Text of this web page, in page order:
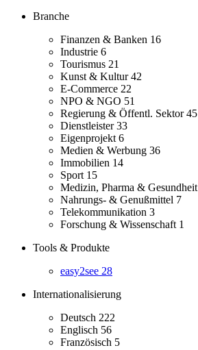
Branche
Finanzen & Banken 16
Industrie 6
Tourismus 21
Kunst & Kultur42
E-Commerce 22
NPO & NGO 51
Regierung & Öffentl. Sektor45
Dienstleister33
Eigenprojekt 6
Medien & Werbung 36
Immobilien 14
Sport 15
Medizin, Pharma & Gesundheit
Nahrungs- & Genußmittel 7
Telekommunikation 3
Forschung & Wissenschaft 1
Tools & Produkte
easy2see 28
Internationalisierung
Deutsch 222
Englisch 56
Französisch 5